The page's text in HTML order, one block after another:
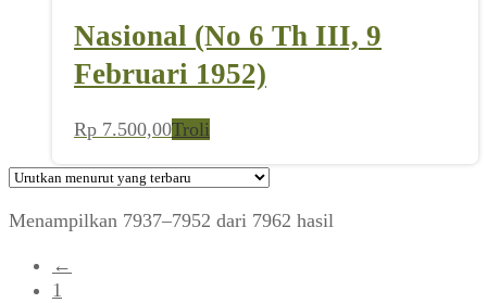
Nasional (No 6 Th III, 9
Februari 1952)
Rp 7.500,00Troli
Menampilkan 7937–7952 dari 7962 hasil
←
1